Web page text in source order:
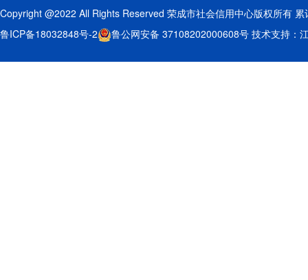
Copyright @2022 All Rights Reserved 荣成市社会信用中心版权所有
鲁ICP备18032848号-2
鲁公网安备 37108202000608号 技术支持：